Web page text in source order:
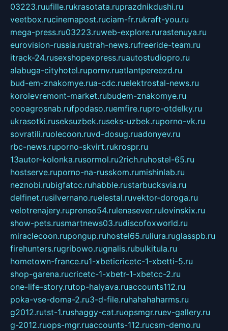
03223.ruufille.rukrasotata.ruprazdnikdushi.ru
veetbox.rucinemapost.ruciam-fr.rukraft-you.ru
mega-press.ru03223.ruweb-explore.rurastenuya.ru
eurovision-russia.rustrah-news.rufreeride-team.ru
itrack-24.rusexshopexpress.ruautostudiopro.ru
alabuga-cityhotel.rupornv.ruatlantpereezd.ru
bud-em-znakomye.rua-cdc.ruelektrostal-news.ru
korolevremont-market.rubudem-znakomye.ru
oooagrosnab.rufpodaso.ruemfire.rupro-otdelky.ru
ukrasotki.ruseksuzbek.ruseks-uzbek.ruporno-vk.ru
sovratili.ruolecoon.ruvd-dosug.ruadonyev.ru
rbc-news.ruporno-skvirt.rukrospr.ru
13autor-kolonka.rusormol.ru2rich.ruhostel-65.ru
hostserve.ruporno-na-russkom.rumishinlab.ru
neznobi.rubigfatcc.ruhabble.rustarbucksvia.ru
delfinet.rusilvernano.ruelestal.ruvektor-doroga.ru
velotrenajery.rupronso54.rulenasever.rulovinskix.ru
show-pets.rusmartnews03.rudiscofoxworld.ru
miraclecoon.rupongup.ruhostel65.ruliura.ruglasspb.ru
firehunters.rugribowo.rugnalis.rubulkitula.ru
hometown-france.ru1-xbeticricetc-1-xbetti-5.ru
shop-garena.rucricetc-1-xbetr-1-xbetcc-2.ru
one-life-story.rutop-halyava.ruaccounts112.ru
poka-vse-doma-2.ru3-d-file.ruhahahaharms.ru
g2012.rutst-1.rushaggy-cat.ruopsmgr.ruev-gallery.ru
g-2012.ruops-mgr.ruaccounts-112.rucsm-demo.ru